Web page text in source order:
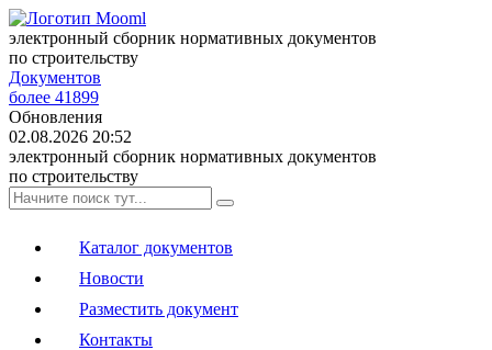
электронный сборник нормативных документов
по строительству
Документов
более 41899
Обновления
02.08.2026 20:52
электронный сборник нормативных документов
по строительству
Каталог документов
Новости
Разместить документ
Контакты